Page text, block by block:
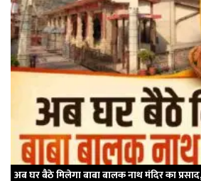
अब घर बैठे मिलेगा बाबा बालक नाथ मंदिर का